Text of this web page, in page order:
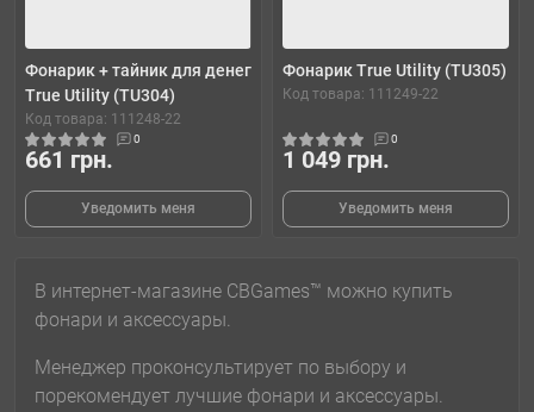
Фонарик + тайник для денег
True Utility (TU304)
Код товара: 111248-22
0
661 грн.
Уведомить меня
Фонарик True Utility (TU305)
Код товара: 111249-22
0
1 049 грн.
Уведомить меня
В интернет-магазине CBGames™ можно купить
фонари и аксессуары.
Менеджер проконсультирует по выбору и
порекомендует лучшие фонари и аксессуары.